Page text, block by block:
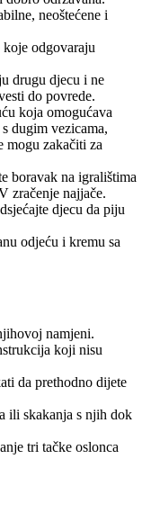
neoštećene i
odgovaraju
drugu djecu i ne
do povrede.
koja omogućava
dugim vezicama,
zakačiti za
boravak na igralištima
zračenje najjače.
djecu da piju
odjeću i kremu sa
namjeni.
koji nisu
da prethodno dijete
ili skakanja s njih dok
tri tačke oslonca